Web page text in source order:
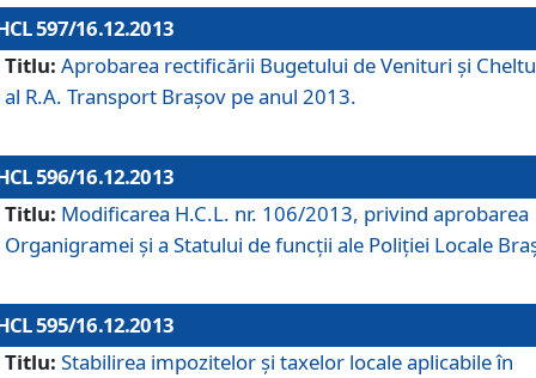
597/16.12.2013
Titlu: Aprobarea rectificării Bugetului de Venituri şi
al R.A. Transport Braşov pe anul 2013.
596/16.12.2013
Titlu: Modificarea H.C.L. nr. 106/2013, privind aprobarea
Organigramei şi a Statului de funcţii ale Poliţiei Locale
595/16.12.2013
Titlu: Stabilirea impozitelor şi taxelor locale aplicabile în